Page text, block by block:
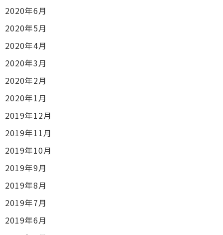
2020年6月
2020年5月
2020年4月
2020年3月
2020年2月
2020年1月
2019年12月
2019年11月
2019年10月
2019年9月
2019年8月
2019年7月
2019年6月